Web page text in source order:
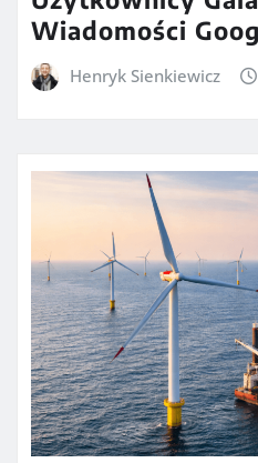
Wiadomości
Henryk Sienkiewicz